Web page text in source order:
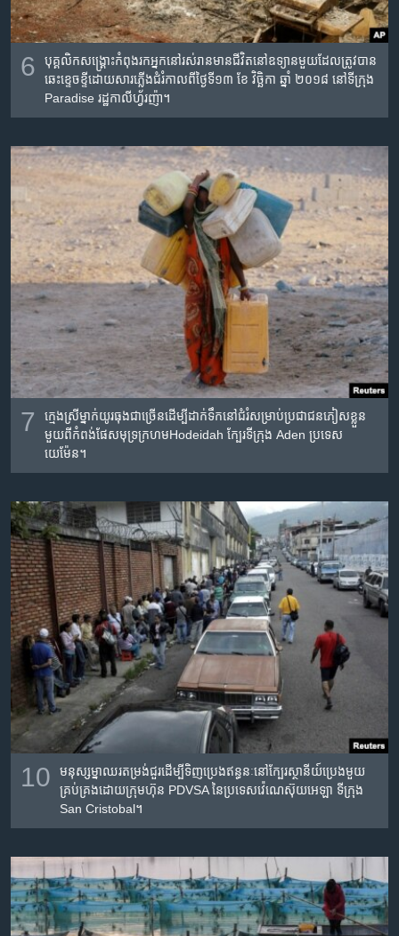
6
បុគ្គលិក​សង្រ្គោះ​កំពុង​រក​អ្នក​នៅ​រស់រាន​មានជីវិត​នៅឧទ្យាន​មួយ​ដែល​ត្រូវ​បាន​
ឆេះ​ខ្ទេចខ្ទី​ដោយសារ​ភ្លើង​ជំរំ​កាលពី​ថ្ងៃទី​១៣ ខែ វិច្ឆិកា ឆ្នាំ ២០១៨ នៅ​ទីក្រុង​
Paradise រដ្ឋ​កាលីហ្វ័រញ៉ា។
7
ក្មេងស្រី​ម្នាក់​យូរ​ធុង​ជាច្រើន​ដើម្បី​ដាក់ទឹក​នៅ​ជំរំ​សម្រាប់​ប្រជាជន​ភៀស​ខ្លួន​
មួយ​ពី​កំពង់​ផែសមុទ្រ​ក្រហមHodeidah ក្បែរទីក្រុង​ Aden ប្រទេស​
យេម៉ែន។
10
មនុស្ស​ម្នា​ឈរ​តម្រង់​ជួរ​ដើម្បី​ទិញ​ប្រេង​ឥន្ធនៈ​នៅ​ក្បែរ​ស្ថានីយ៍​ប្រេង​មួយ​
គ្រប់គ្រង​ដោយ​ក្រុមហ៊ុន PDVSA នៃ​ប្រទេស​វ៉េណេស៊ុយអេឡា ទីក្រុង
San Cristobal។